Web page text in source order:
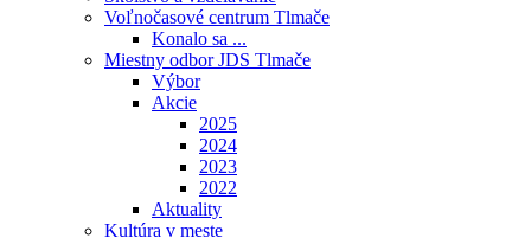
Voľnočasové centrum Tlmače
Konalo sa ...
Miestny odbor JDS Tlmače
Výbor
Akcie
2025
2024
2023
2022
Aktuality
Kultúra v meste